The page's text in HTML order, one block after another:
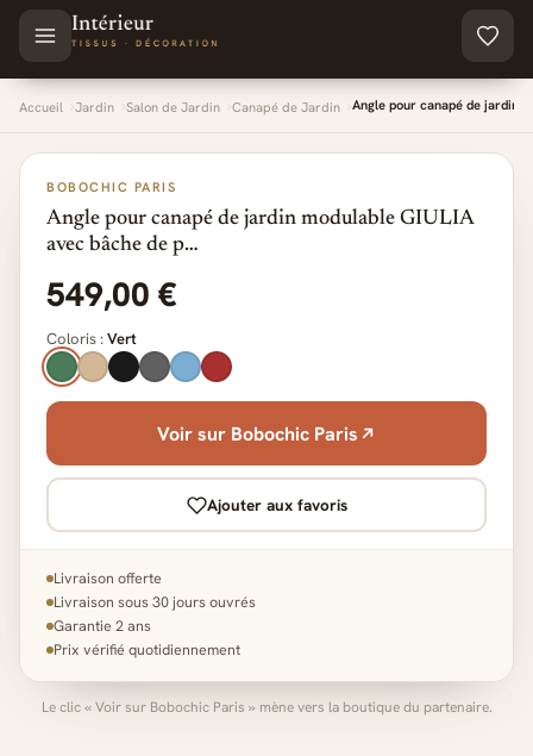
Aller au contenu principal
Accueil Jardin Salon de Jardin Canapé de Jardin Angle pour canapé de jardin
BOBOCHIC PARIS
Angle pour canapé de jardin modulable GIULIA
avec bâche de p…
549,00 €
Coloris :Vert
Voir sur Bobochic Paris
Ajouter aux favoris
Livraison offerte
Livraison sous 30 jours ouvrés
Garantie 2 ans
Prix vérifié quotidiennement
Le clic « Voir sur Bobochic Paris » mène vers la boutique du partenaire.